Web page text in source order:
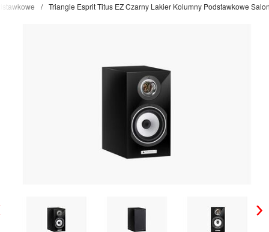
Triangle Esprit Titus EZ Czarny Lakier Kolumny Podstawkowe